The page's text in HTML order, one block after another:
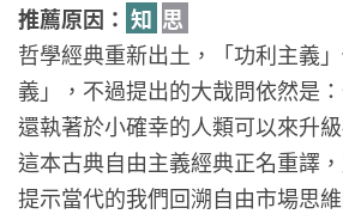
推薦原因： 知 思
哲學經典重新出土，「功利主義
義」，不過提出的大哉問依然是
還執著於小確幸的人類可以來升
這本古典自由主義經典正名重譯
提示當代的我們回溯自由市場思